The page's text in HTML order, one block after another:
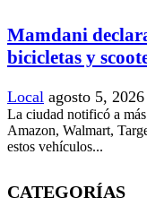
Mamdani
bicicletas y
Local agosto 5, 2026
La ciudad notificó a
Amazon, Walmart,
estos vehículos...
CATEGORÍAS